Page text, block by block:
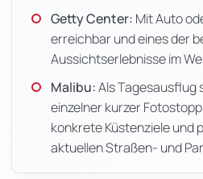
Getty Center: Mit Auto
erreichbar und eines der
Aussichtserlebnisse im
Malibu:Als Tagesausflug
einzelner kurzer
konkrete Küstenziele und
aktuellen Straßen- und